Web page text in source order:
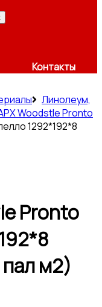
Контакты
Линолеум,
Woodstle Pronto
1292*192*8
Pronto
м2)